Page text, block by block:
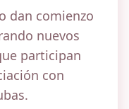
dan comienzo
nuevos
participan
con